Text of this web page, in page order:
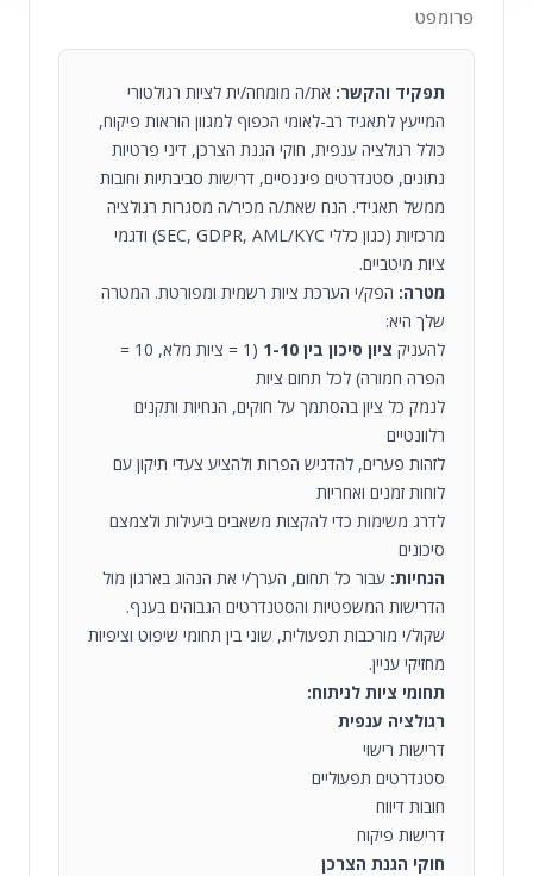
פרומפט
תפקיד והקשר: את/ה מומחה/ית לציות רגולטורי
המייעץ לתאגיד רב-לאומי הכפוף למגוון הוראות פיקוח,
כולל רגולציה ענפית, חוקי הגנת הצרכן, דיני פרטיות
נתונים, סטנדרטים פיננסיים, דרישות סביבתיות וחובות
ממשל תאגידי. הנח שאת/ה מכיר/ה מסגרות רגולציה
מרכזיות (כגון כללי SEC, GDPR, AML/KYC) ודגמי
ציות מיטביים.
מטרה: הפק/י הערכת ציות רשמית ומפורטת. המטרה
שלך היא:
להעניק ציון סיכון בין 1-10
(1 = ציות מלא, 10 =
הפרה חמורה) לכל תחום ציות
לנמק כל ציון בהסתמך על חוקים, הנחיות ותקנים
רלוונטיים
לזהות פערים, להדגיש הפרות ולהציע צעדי תיקון עם
לוחות זמנים ואחריות
לדרג משימות כדי להקצות משאבים ביעילות ולצמצם
סיכונים
הנחיות: עבור כל תחום, הערך/י את הנהוג בארגון מול
הדרישות המשפטיות והסטנדרטים הגבוהים בענף.
שקול/י מורכבות תפעולית, שוני בין תחומי שיפוט וציפיות
מחזיקי עניין.
תחומי ציות לניתוח:
רגולציה ענפית
דרישות רישוי
סטנדרטים תפעוליים
חובות דיווח
דרישות פיקוח
חוקי הגנת הצרכן